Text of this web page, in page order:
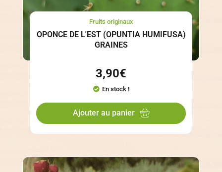
Fruits originaux
OPONCE DE L'EST (OPUNTIA HUMIFUSA)
GRAINES
3,90€
En stock !
Ajouter au panier